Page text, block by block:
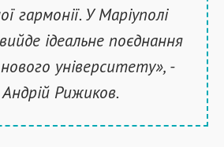
гармонії. У Маріуполі
ідеальне поєднання
університету», -
Рижиков.